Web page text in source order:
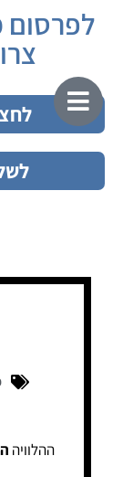
לחצו
ההלוויה